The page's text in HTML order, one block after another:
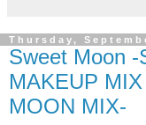
Thursday,
Sweet Moon -
MAKEUP
MOON MIX-